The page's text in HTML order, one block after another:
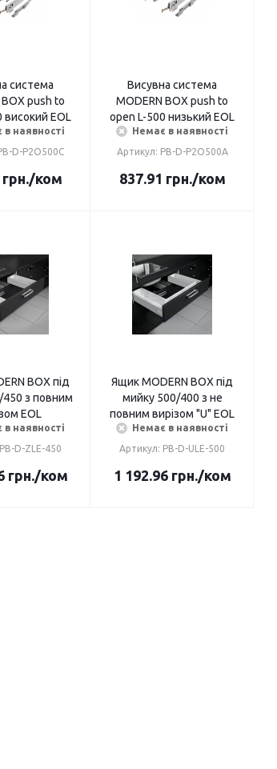
система
BOX push to
високий EOL
в наявності
D-P2O500C
грн./ком
Висувна система
MODERN BOX push to
open L-500 низький EOL
Немає в наявності
Артикул: PB-D-P2O500A
837.91 грн./ком
BOX під
з повним
EOL
в наявності
D-ZLE-450
грн./ком
Ящик MODERN BOX під
мийку 500/400 з не
повним вирізом "U" EOL
Немає в наявності
Артикул: PB-D-ULE-500
1 192.96грн./ком